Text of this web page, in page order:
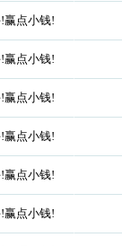
赢点小钱!
赢点小钱!
赢点小钱!
赢点小钱!
赢点小钱!
赢点小钱!